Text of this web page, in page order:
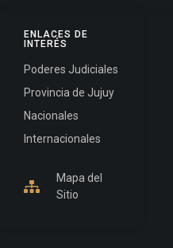
ENLACES DE
INTERÉS
Poderes Judiciales
Provincia de Jujuy
Nacionales
Internacionales
Mapa del
Sitio